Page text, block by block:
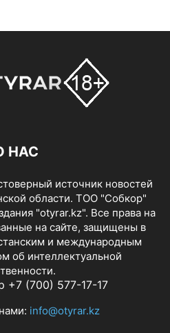
НАС
источник новостей
области. ТОО "Собкор"
"otyrar.kz". Все права на
на сайте, защищены в
и международным
об интеллектуальной
+7 (700) 577-17-17
info@otyrar.kz